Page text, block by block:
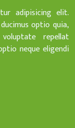
adipisicing elit.
optio quia,
repellat
neque eligendi